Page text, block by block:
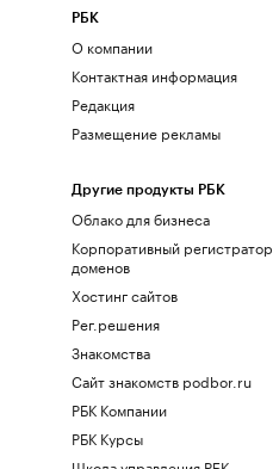
РБК
О компании
Контактная информация
Редакция
Размещение рекламы
Другие продукты РБК
Облако для бизнеса
Корпоративный регистратор
доменов
Хостинг сайтов
Рег.решения
Знакомства
Сайт знакомств podbor.ru
РБК Компании
РБК Курсы